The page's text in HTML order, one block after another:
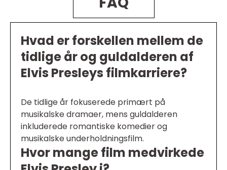
Hvad er forskellen mellem de
tidlige år og guldalderen af
Elvis Presleys filmkarriere?
De tidlige år fokuserede primært på
musikalske dramaer, mens guldalderen
inkluderede romantiske komedier og
musikalske underholdningsfilm.
Hvor mange film medvirkede